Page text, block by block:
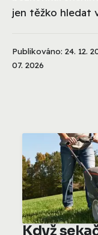
jen těžko hledat
Publikováno: 24. 12.
07. 2026
Když